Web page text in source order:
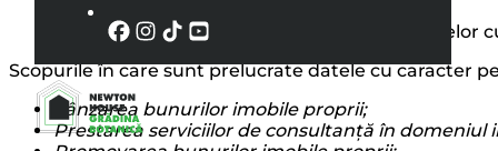
Follow us on Facebook
Follow us on Instagram
Follow us on TikTok
Follow us on Youtube
II. Scopul și temeiul juridic al prelucrării datelor
Scopurile în care sunt prelucrate datele cu caracter
Vânzarea bunurilor imobile proprii;
Prestarea serviciilor de consultanță în domeniul